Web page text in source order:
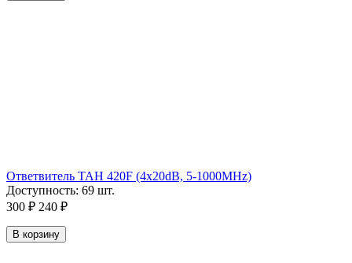
Ответвитель TAH 420F (4х20dB, 5-1000MHz)
Доступность: 69 шт.
300 ₽ 240 ₽
В корзину